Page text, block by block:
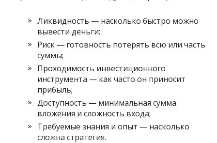
Ликвидность — насколько быстро можно
вывести деньги;
Риск — готовность потерять всю или часть
суммы;
Проходимость инвестиционного
инструмента — как часто он приносит
прибыль;
Доступность — минимальная сумма
вложения и сложность входа;
Требуемые знания и опыт — насколько
сложна стратегия.